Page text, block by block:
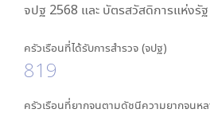
จปฐ 2568 และ บัตรสวัสดิการแห่งรั
ครัวเรือนที่ได้รับการสำรวจ (จปฐ)
819
ครัวเรือนที่ยากจนตามดัชนีความยากจนห